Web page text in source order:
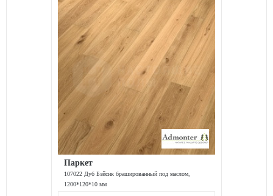
Паркет
107022 Дуб Бэйсик брашированный под маслом,
1200*120*10 мм